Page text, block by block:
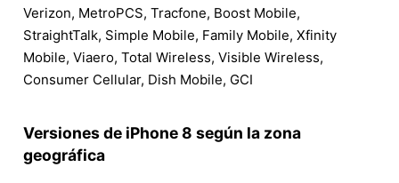
Verizon, MetroPCS, Tracfone, Boost Mobile,
StraightTalk, Simple Mobile, Family Mobile, Xfinity
Mobile, Viaero, Total Wireless, Visible Wireless,
Consumer Cellular, Dish Mobile, GCI
Versiones de iPhone 8 según la zona
geográfica